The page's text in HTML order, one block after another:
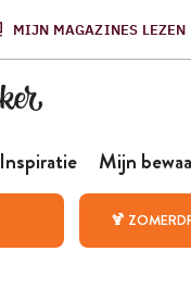
MIJN MAGAZINES LEZEN
Inspiratie Mijn
🍹